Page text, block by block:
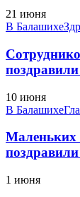
21 июня
В Балашихе
10 июня
В Балашихе
Маленьких
1 июня